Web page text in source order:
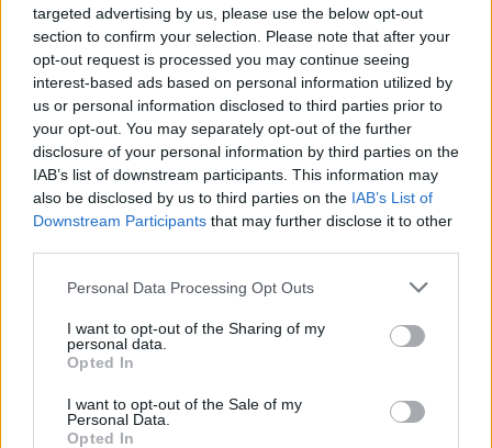
targeted advertising by us, please use the below opt-out
section to confirm your selection. Please note that after your
opt-out request is processed you may continue seeing
interest-based ads based on personal information utilized by
us or personal information disclosed to third parties prior to
your opt-out. You may separately opt-out of the further
disclosure of your personal information by third parties on the
IAB’s list of downstream participants. This information may
also be disclosed by us to third parties on the IAB’s List of
Downstream Participants that may further disclose it to other
Personal Data Processing Opt Outs
I want to opt-out of the Sharing of my
personal data.
Opted In
I want to opt-out of the Sale of my
Personal Data.
Opted In
Boda Galéria és Aukciósház
Budapest
1111.Budapest Bartók Béla út 34
Telefon: (06-20) 519-08-91 ; (06-1)
784-5852
Weboldal:
http://www.bodaofart.com
Bemutatkozás: Galériánk 2012-ben kezdett el foglalkozni
GALÉRIA TOVÁBBI MŰTÁRGYAI